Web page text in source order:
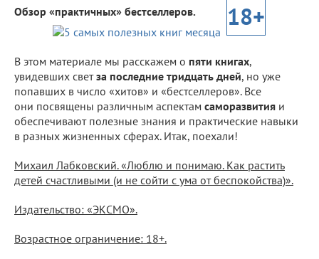
Обзор «практичных» бестселлеров. 18+
В этом материале мы расскажем о пяти книгах,
увидевших светза последние тридцать дней, но уже
попавших в число «хитов» и «бестселлеров». Все
они посвящены различным аспектам саморазвития и
обеспечивают полезные знания и практические навыки
в разных жизненных сферах. Итак, поехали!
Михаил Лабковский. «Люблю и понимаю. Как растить
детей счастливыми (и не сойти с ума от беспокойства)».
Издательство: «ЭКСМО».
Возрастное ограничение: 18+.